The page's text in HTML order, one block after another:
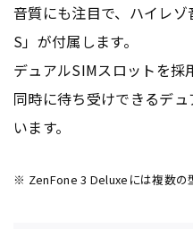
音質にも注目で、ハイレ
S」が付属します。
デュアルSIMスロットを採
同時に待ち受けできるデ
います。
※ ZenFone 3 Deluxeには複数の